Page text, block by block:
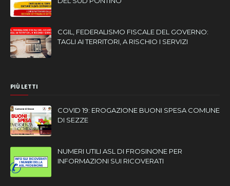
CGIL, FEDERALISMO FISCALE DEL GOVERNO:
TAGLI AI TERRITORI, A RISCHIO I SERVIZI
PIÙ LETTI
COVID 19: EROGAZIONE BUONI SPESA COMUNE
DI SEZZE
NUMERI UTILI ASL DI FROSINONE PER
INFORMAZIONI SUI RICOVERATI